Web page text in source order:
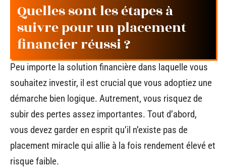
Quelles sont les étapes à
suivre pour un placement
financier réussi ?
Peu importe la solution financière dans laquelle vous
souhaitez investir, il est crucial que vous adoptiez une
démarche bien logique. Autrement, vous risquez de
subir des pertes assez importantes. Tout d’abord,
vous devez garder en esprit qu’il n’existe pas de
placement miracle qui allie à la fois rendement élevé et
risque faible.